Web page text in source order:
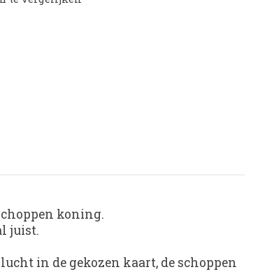
koning.
juist.
in de gekozen kaart, de schoppen